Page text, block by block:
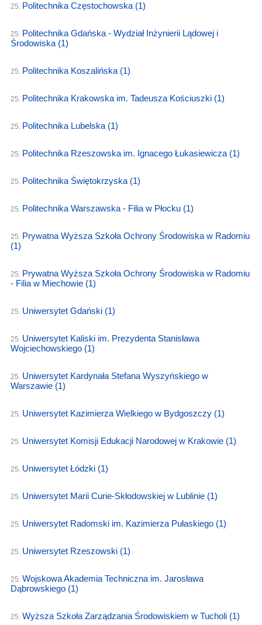
25. Politechnika Częstochowska (1)
25. Politechnika Gdańska - Wydział Inżynierii Lądowej i
Środowiska (1)
25. Politechnika Koszalińska (1)
25. Politechnika Krakowska im. Tadeusza Kościuszki (1)
25. Politechnika Lubelska (1)
25. Politechnika Rzeszowska im. Ignacego Łukasiewicza (1)
25. Politechnika Świętokrzyska (1)
25. Politechnika Warszawska - Filia w Płocku (1)
25. Prywatna Wyższa Szkoła Ochrony Środowiska w Radomiu
(1)
25. Prywatna Wyższa Szkoła Ochrony Środowiska w Radomiu
- Filia w Miechowie (1)
25. Uniwersytet Gdański (1)
25. Uniwersytet Kaliski im. Prezydenta Stanisława
Wojciechowskiego (1)
25. Uniwersytet Kardynała Stefana Wyszyńskiego w
Warszawie (1)
25. Uniwersytet Kazimierza Wielkiego w Bydgoszczy (1)
25. Uniwersytet Komisji Edukacji Narodowej w Krakowie (1)
25. Uniwersytet Łódzki (1)
25. Uniwersytet Marii Curie-Skłodowskiej w Lublinie (1)
25. Uniwersytet Radomski im. Kazimierza Pułaskiego (1)
25. Uniwersytet Rzeszowski (1)
25. Wojskowa Akademia Techniczna im. Jarosława
Dąbrowskiego (1)
25. Wyższa Szkoła Zarządzania Środowiskiem w Tucholi (1)